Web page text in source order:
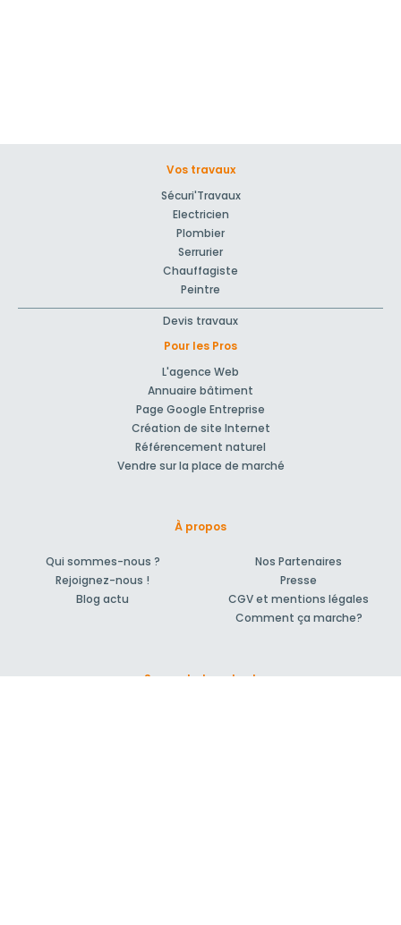
Vos travaux
Sécuri'Travaux
Electricien
Plombier
Serrurier
Chauffagiste
Peintre
Devis travaux
Pour les Pros
L'agence Web
Annuaire bâtiment
Page Google Entreprise
Création de site Internet
Référencement naturel
Vendre sur la place de marché
À propos
Qui sommes-nous ?
Rejoignez-nous !
Blog actu
Nos Partenaires
Presse
CGV et mentions légales
Comment ça marche?
Support et contact